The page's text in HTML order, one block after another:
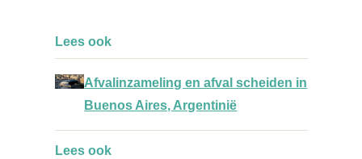
Lees ook
Afvalinzameling en afval scheiden in
Buenos Aires, Argentinië
Lees ook